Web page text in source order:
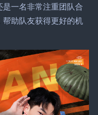
一名非常注重团队合
助队友获得更好的机